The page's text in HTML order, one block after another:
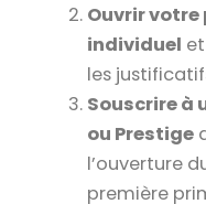
Ouvrir votre
individuel
les
Souscrire à
ou Prestige
l’ouverture
première